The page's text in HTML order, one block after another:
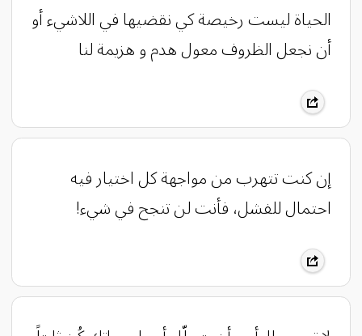
الحياة ليست رخيصة كي نقضيها في اللاشيء أو
أن نجعل الظروف معول هدم و هزيمة لنا
إن كنت تتهرب من مواجهة كل اختيار فيه
احتمال للفشل، فأنت لن تنجح في شيء!